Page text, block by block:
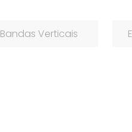
Bandas Verticais